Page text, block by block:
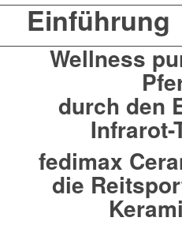
Einführung
Wellness
durch den
Infrarot-
fedimax
die